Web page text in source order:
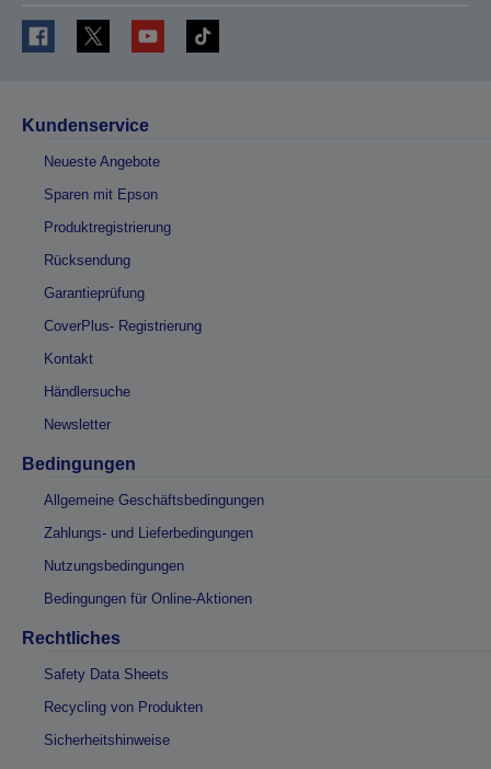
Kundenservice
Neueste Angebote
Sparen mit Epson
Produktregistrierung
Rücksendung
Garantieprüfung
CoverPlus- Registrierung
Kontakt
Händlersuche
Newsletter
Bedingungen
Allgemeine Geschäftsbedingungen
Zahlungs- und Lieferbedingungen
Nutzungsbedingungen
Bedingungen für Online-Aktionen
Rechtliches
Safety Data Sheets
Recycling von Produkten
Sicherheitshinweise